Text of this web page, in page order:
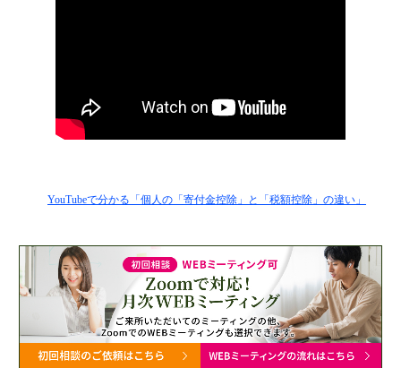
YouTubeで分かる「個人の「寄付金控除」と「税額控除」の違い」